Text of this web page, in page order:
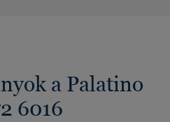
a Palatino
6016